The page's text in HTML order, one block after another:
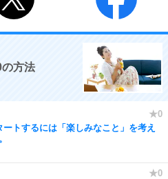
方法
ートするには「楽しみなこと」を考え